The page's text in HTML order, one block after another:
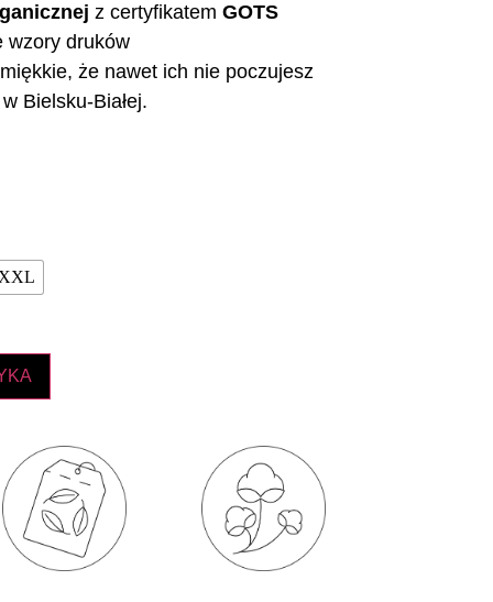
z certyfikatem GOTS
wzory druków
że nawet ich nie poczujesz
Bielsku-Białej.